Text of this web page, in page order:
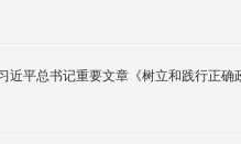
近平总书记重要文章《树立和践行正确